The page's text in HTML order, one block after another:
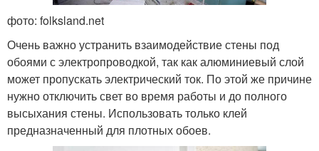
фото: folksland.net
Очень важно устранить взаимодействие стены под
обоями с электропроводкой, так как алюминиевый слой
может пропускать электрический ток. По этой же причине
нужно отключить свет во время работы и до полного
высыхания стены. Использовать только клей
предназначенный для плотных обоев.